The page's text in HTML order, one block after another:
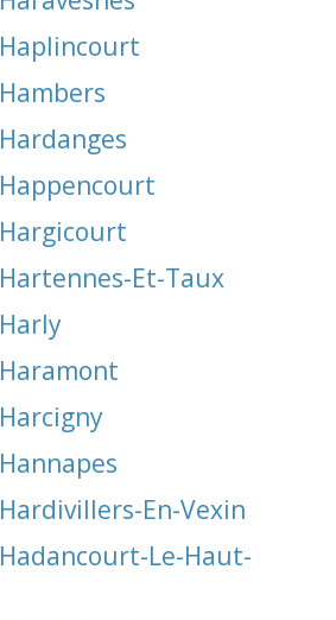
Haplincourt
Hambers
Hardanges
Happencourt
Hargicourt
Hartennes-Et-Taux
Harly
Haramont
Harcigny
Hannapes
Hardivillers-En-Vexin
Hadancourt-Le-Haut-